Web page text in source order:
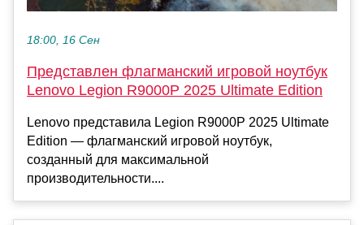
18:00, 16 Сен
Представлен флагманский игровой ноутбук
Lenovo Legion R9000P 2025 Ultimate Edition
Lenovo представила Legion R9000P 2025 Ultimate
Edition — флагманский игровой ноутбук,
созданный для максимальной
производительности....